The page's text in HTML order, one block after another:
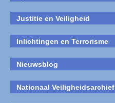
Justitie en Veiligheid
Inlichtingen en Terrorisme
Nieuwsblog
Nationaal Veiligheidsarchief